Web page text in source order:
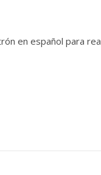
en español para